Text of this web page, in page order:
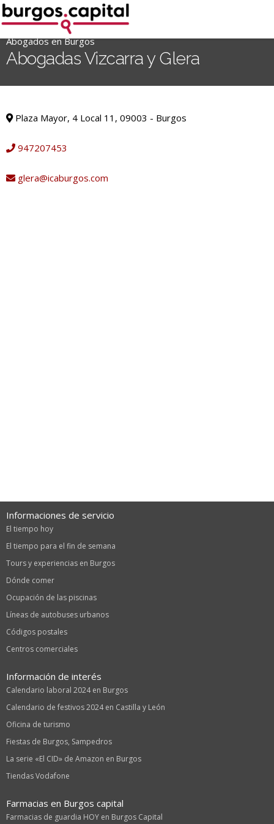
Ir
al
contenido
for:')
Abogados en Burgos
Abogadas Vizcarra y Glera
Plaza Mayor, 4 Local 11, 09003 - Burgos
947207453
glera@icaburgos.com
Informaciones de servicio
El tiempo hoy
El tiempo para el fin de semana
Tours y experiencias en Burgos
Dónde comer
Ocupación de las piscinas
Líneas de autobuses urbanos
Códigos postales
Centros comerciales
Información de interés
Calendario laboral 2024 en Burgos
Calendario de festivos 2024 en Castilla y León
Oficina de turismo
Fiestas de Burgos, Sampedros
La serie «El CID» de Amazon en Burgos
Tiendas Vodafone
Farmacias en Burgos capital
Farmacias de guardia HOY en Burgos Capital